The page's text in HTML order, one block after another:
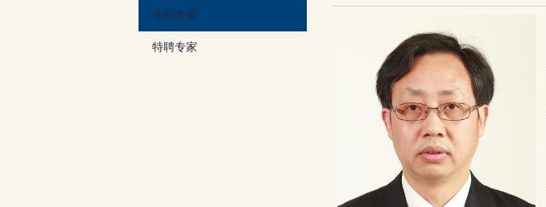
专职专家
特聘专家